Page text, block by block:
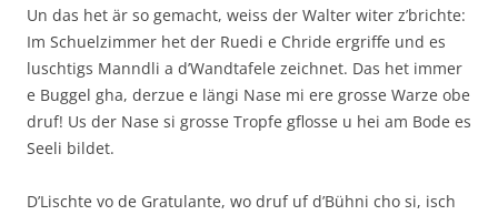
Un das het är so gemacht, weiss der Walter witer z’brichte:
Im Schuelzimmer het der Ruedi e Chride ergriffe und es
luschtigs Manndli a d’Wandtafele zeichnet. Das het immer
e Buggel gha, derzue e längi Nase mi ere grosse Warze obe
druf! Us der Nase si grosse Tropfe gflosse u hei am Bode es
Seeli bildet.
D’Lischte vo de Gratulante, wo druf uf d’Bühni cho si, isch